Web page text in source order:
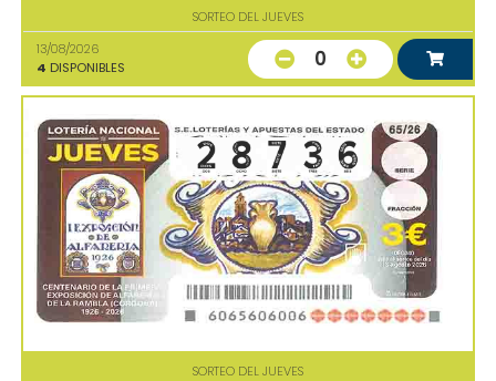
SORTEO DEL JUEVES
13/08/2026
4 DISPONIBLES 0
SORTEO DEL JUEVES